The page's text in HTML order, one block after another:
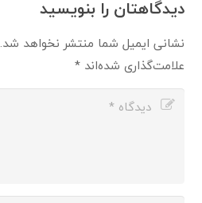
دیدگاهتان را بنویسید
نشانی ایمیل شما منتشر نخواهد شد.
علامت‌گذاری شده‌اند*